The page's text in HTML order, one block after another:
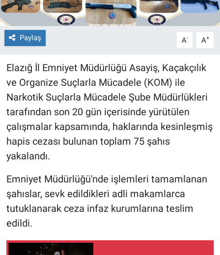
Paylaş A- A+
Elazığ İl Emniyet Müdürlüğü Asayiş, Kaçakçılık
ve Organize Suçlarla Mücadele (KOM) ile
Narkotik Suçlarla Mücadele Şube Müdürlükleri
tarafından son 20 gün içerisinde yürütülen
çalışmalar kapsamında, haklarında kesinleşmiş
hapis cezası bulunan toplam 75 şahıs
yakalandı.
Emniyet Müdürlüğü'nde işlemleri tamamlanan
şahıslar, sevk edildikleri adli makamlarca
tutuklanarak ceza infaz kurumlarına teslim
edildi.